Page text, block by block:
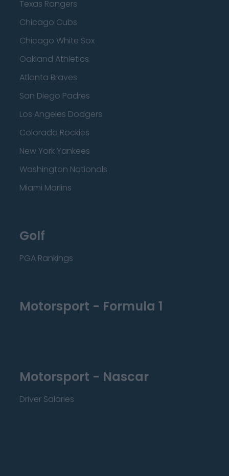
Texas Rangers
Chicago Cubs
Chicago White Sox
Oakland Athletics
Atlanta Braves
San Diego Padres
Los Angeles Dodgers
Colorado Rockies
New York Yankees
Washington Nationals
Miami Marlins
Golf
PGA Rankings
Motorsport - Formula 1
Motorsport - Nascar
Driver Salaries